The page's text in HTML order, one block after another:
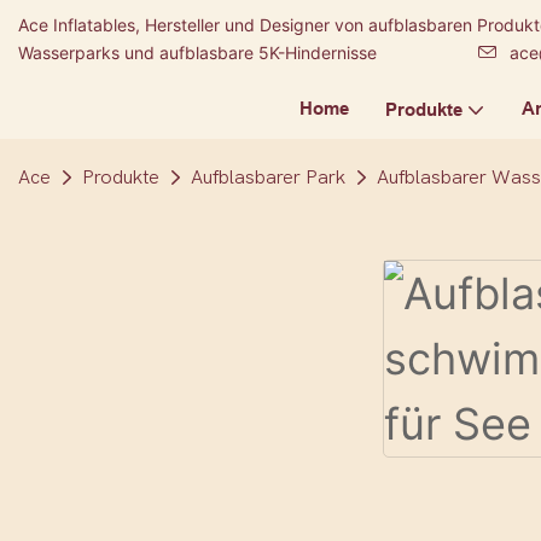
Ace Inflatables, Hersteller und Designer von aufblasbaren
Wasserparks und aufblasbare 5K-Hindernisse
Home Produkte
Ace Produkte Aufblasbarer Park Aufblasbarer